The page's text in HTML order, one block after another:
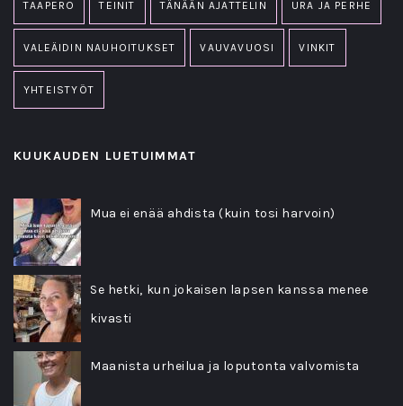
TAAPERO TEINIT TÄNÄÄN AJATTELIN URA JA PERHE
VALEÄIDIN NAUHOITUKSET VAUVAVUOSI VINKIT
YHTEISTYÖT
KUUKAUDEN LUETUIMMAT
Mua ei enää ahdista (kuin tosi harvoin)
Se hetki, kun jokaisen lapsen kanssa menee
kivasti
Maanista urheilua ja loputonta valvomista